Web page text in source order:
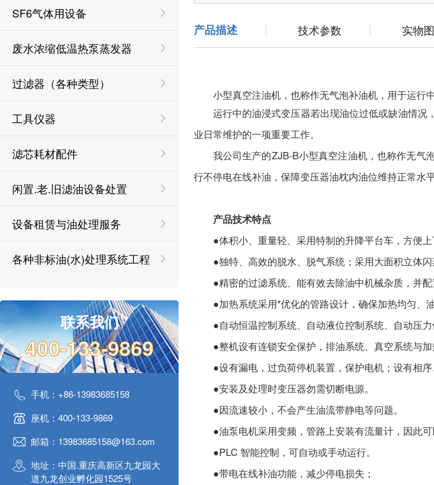
SF6气体用设备
废水浓缩低温热泵蒸发器
过滤器（各种类型）
工具仪器
滤芯耗材配件
闲置.老.旧滤油设备处置
设备租赁与油处理服务
各种非标油(水)处理系统工程
联系我们
400-133-9869
手机：+86-13983685158
座机：400-133-9869
邮箱：13983685158@163.com
地址：中国.重庆高新区九龙园大
道九龙创业孵化园1525号
产品描述 技术参数 实物
小型真空注油机，也称作无气泡补油机，用于运行
运行中的油浸式变压器若出现油位过低或缺油情
业日常维护的一项重要工作。
我公司生产的ZJB-B小型真空注油机，也称作无气
行不停电在线补油，保障变压器油枕内油位维持正常水
产品技术特点
●体积小、重量轻、采用特制的升降平台车，方便上
●独特、高效的脱水、脱气系统；采用大面积立体
●精密的过滤系统、能有效去除油中机械杂质，并配
●加热系统采用*优化的管路设计，确保加热均匀、油
●自动恒温控制系统、自动液位控制系统、自动压力
●整机设有连锁安全保护，排油系统、真空系统与
●设有漏电，过负荷停机装置，保护电机；设有相
●安装及处理时变压器勿需切断电源。
●因流速较小，不会产生油流带静电等问题。
●油泵电机采用变频，管路上安装有流量计，因此可
●PLC 智能控制，可自动或手动运行。
●带电在线补油功能，减少停电损失；